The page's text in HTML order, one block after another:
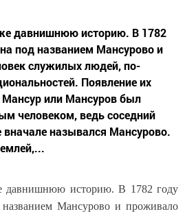
давнишнюю историю. В 1782
под названием Мансурово и
служилых людей, по-
Появление их
Мансур или Мансуров был
человеком, ведь соседний
назывался Мансурово.
давнишнюю историю. В 1782 году
Мансурово и проживало